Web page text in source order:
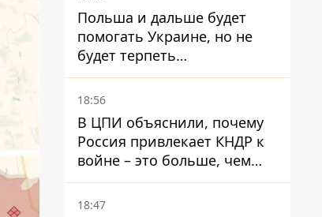
Польша и дальше будет
помогать Украине, но не
будет терпеть
"бандеровскую символику" -
Навроцкий
18:56
В ЦПИ объяснили, почему
Россия привлекает КНДР к
войне – это больше, чем
ракеты
18:47